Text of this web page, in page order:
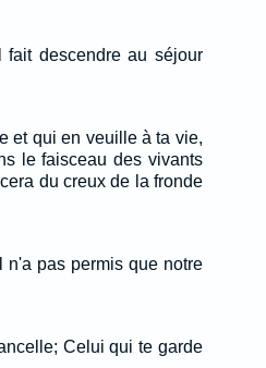
fait descendre au séjour
et qui en veuille à ta vie,
le faisceau des vivants
du creux de la fronde
n'a pas permis que notre
Celui qui te garde